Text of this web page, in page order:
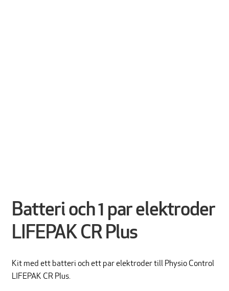
Batteri och 1 par elektroder
LIFEPAK CR Plus
Kit med ett batteri och ett par elektroder till Physio Control
LIFEPAK CR Plus.